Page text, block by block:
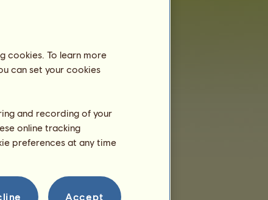
cookies. To learn more
can set your cookies
and recording of your
online tracking
preferences at any time
Accept